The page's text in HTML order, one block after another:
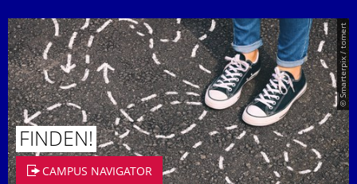
© Smarterpix / tomert
FINDEN!
CAMPUS NAVIGATOR